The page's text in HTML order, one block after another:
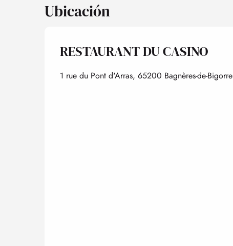
Ubicación
RESTAURANT DU CASINO
1 rue du Pont d'Arras, 65200 Bagnères-de-Bigorre